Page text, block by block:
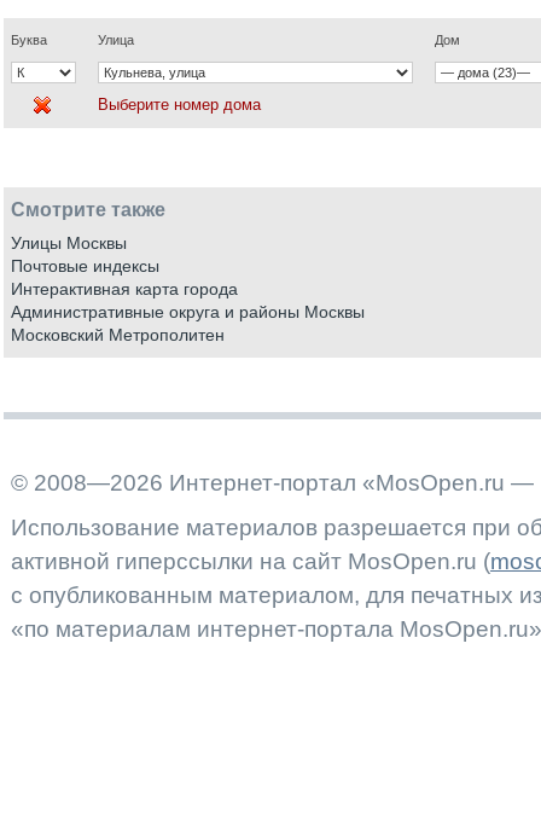
Буква Улица Дом
Выберите номер дома
Смотрите также
Улицы Москвы
Почтовые индексы
Интерактивная карта города
Административные округа и районы Москвы
Московский Метрополитен
© 2008—2026 Интернет-портал «MosOpen.ru —
Использование материалов разрешается при
активной гиперссылки на сайт MosOpen.ru (
с опубликованным материалом, для печатных
«по материалам интернет-портала